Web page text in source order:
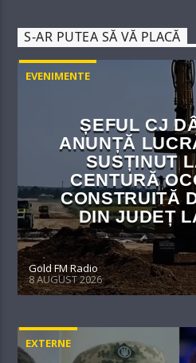
S-AR PUTEA SĂ VĂ PLACĂ
EVENIMENTE
ȘEFUL CJ
ANUNȚĂ
SUSȚINUT
CENTURĂ
CONSTRUITĂ
DIN JUDEȚ
Gold FM Radio
8 AUGUST 2026
EXTERNE